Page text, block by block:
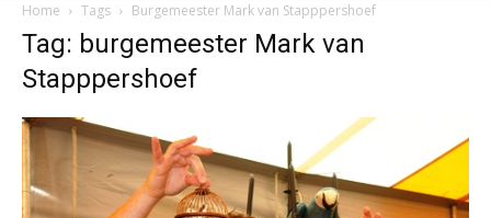
Home Tags Burgemeester Mark van Stapppershoef
Tag: burgemeester Mark van
Stapppershoef